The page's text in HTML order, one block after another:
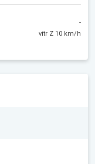
-
vítr Z 10 km/h